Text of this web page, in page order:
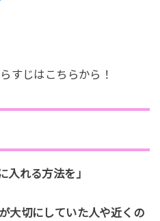
すじはこちらから！
入れる方法を」
大切にしていた人や近くの